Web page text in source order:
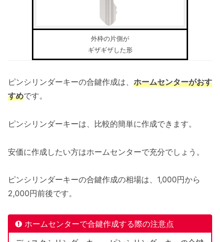
外枠の片側が
ギザギザした形
ピンシリンダーキーの合鍵作成は、 ホームセンターがおす
すめです。
ピンシリンダーキーは、比較的簡単に作成できます。
安価に作成したい方はホームセンターで充分でしょう。
ピンシリンダーキーの合鍵作成の相場は、1,000円から
2,000円前後です。
ホームセンターで合鍵作成する際の注意点